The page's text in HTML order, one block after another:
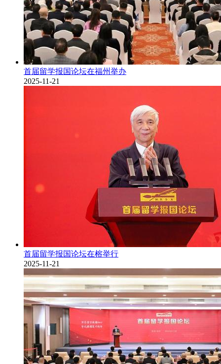
首届留学报国论坛在福州举办
2025-11-21
首届留学报国论坛在榕举行
2025-11-21